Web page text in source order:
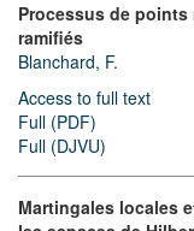
Processus de
ramifiés
Blanchard, F.
Access to full text
Full (PDF)
Full (DJVU)
Martingales locales